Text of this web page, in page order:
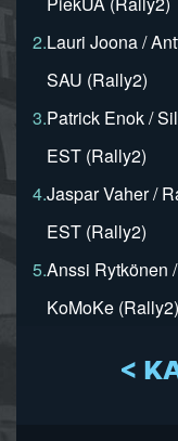
2.Lauri Joona /
SAU (Rally2)
3.Patrick Enok /
EST (Rally2)
4.Jaspar Vaher /
EST (Rally2)
5.Anssi Rytkönen
KoMoKe (Rally2)
<